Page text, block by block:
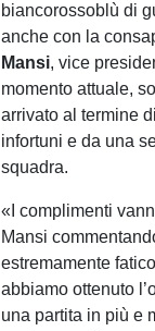
biancorossoblù di
anche con la
Mansi, vice
momento attuale,
arrivato al termine
infortuni e da una
squadra.
«I complimenti
Mansi
estremamente
abbiamo ottenuto
una partita in più e